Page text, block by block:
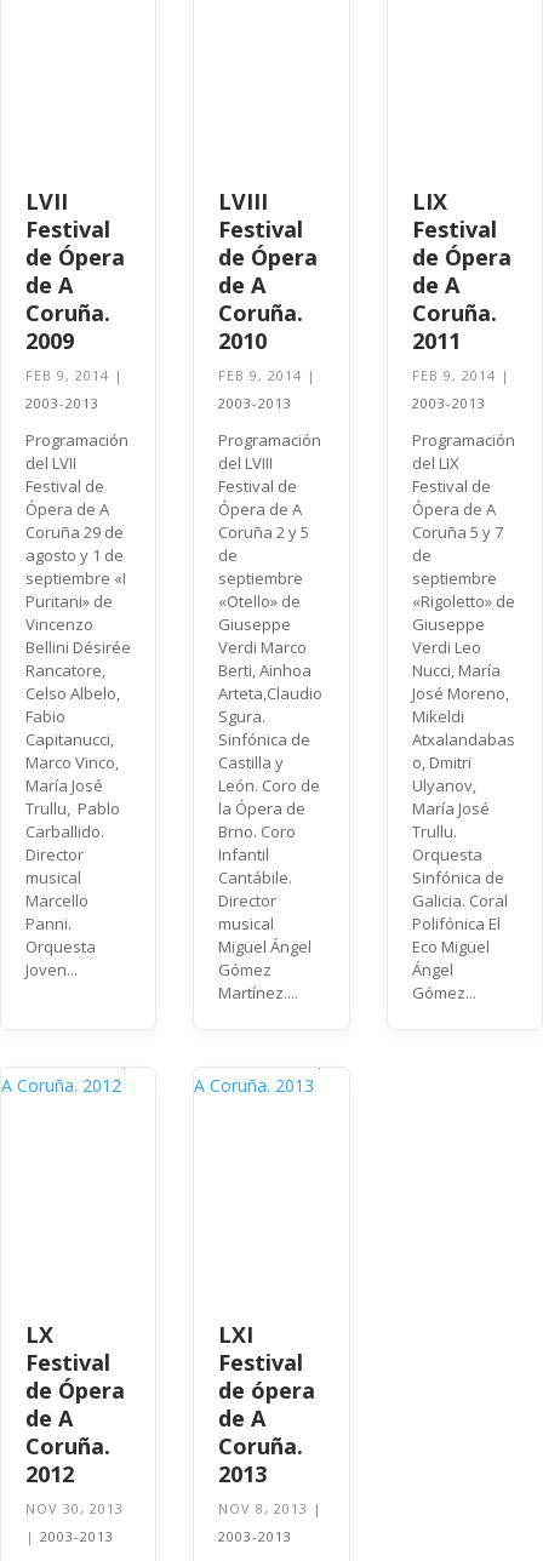
LVII
Festival
de Ópera
de A
Coruña.
2009
FEB 9, 2014 |
2003-2013
Programación
del LVII
Festival de
Ópera de A
Coruña 29 de
agosto y 1 de
septiembre «I
Puritani» de
Vincenzo
Bellini Désirée
Rancatore,
Celso Albelo,
Fabio
Capitanucci,
Marco Vinco,
María José
Trullu, Pablo
Carballido.
Director
musical
Marcello
Panni.
Orquesta
Joven...
LVIII
Festival
de Ópera
de A
Coruña.
2010
FEB 9, 2014 |
2003-2013
Programación
del LVIII
Festival de
Ópera de A
Coruña 2 y 5
de
septiembre
«Otello» de
Giuseppe
Verdi Marco
Berti, Ainhoa
Arteta,Claudio
Sgura.
Sinfónica de
Castilla y
León. Coro de
la Ópera de
Brno. Coro
Infantil
Cantábile.
Director
musical
Miguel Ángel
Gómez
Martínez....
LIX
Festival
de Ópera
de A
Coruña.
2011
FEB 9, 2014 |
2003-2013
Programación
del LIX
Festival de
Ópera de A
Coruña 5 y 7
de
septiembre
«Rigoletto» de
Giuseppe
Verdi Leo
Nucci, María
José Moreno,
Mikeldi
Atxalandabas
o, Dmitri
Ulyanov,
María José
Trullu.
Orquesta
Sinfónica de
Galicia. Coral
Polifónica El
Eco Miguel
Ángel
Gómez...
LX
Festival
de Ópera
de A
Coruña.
2012
NOV 30, 2013
| 2003-2013
LXI
Festival
de ópera
de A
Coruña.
2013
NOV 8, 2013 |
2003-2013